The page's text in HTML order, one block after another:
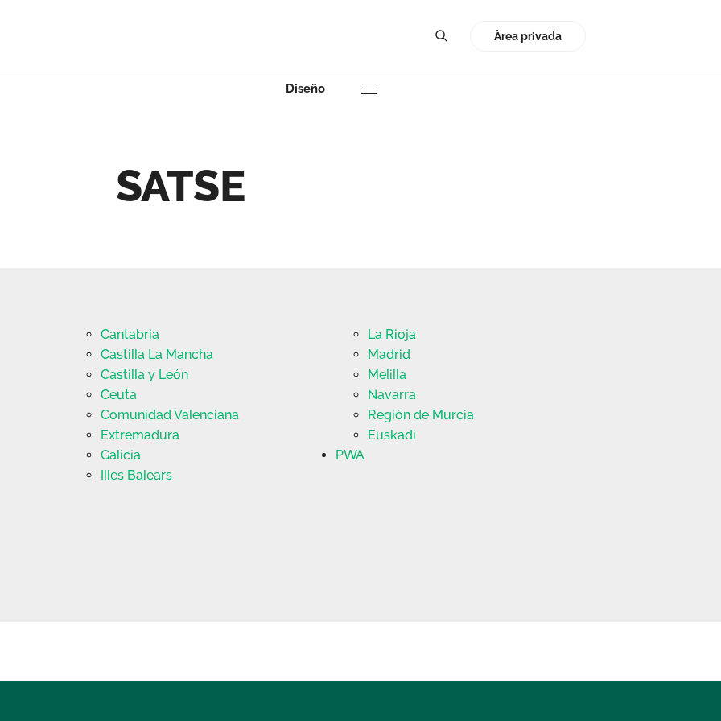
Àrea privada
Diseño
SATSE
Cantabria
Castilla La Mancha
Castilla y León
Ceuta
Comunidad Valenciana
Extremadura
Galicia
Illes Balears
La Rioja
Madrid
Melilla
Navarra
Región de Murcia
Euskadi
PWA